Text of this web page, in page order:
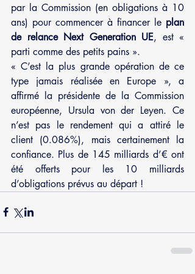
par la Commission (en obligations à 10
ans) pour commencer à financer le plan
de relance Next Generation UE, est «
parti comme des petits pains ».
« C’est la plus grande opération de ce
type jamais réalisée en Europe », a
affirmé la présidente de la Commission
européenne, Ursula von der Leyen. Ce
n’est pas le rendement qui a attiré le
client (0.086%), mais certainement la
confiance. Plus de 145 milliards d’€ ont
été offerts pour les 10 milliards
d’obligations prévus au départ !